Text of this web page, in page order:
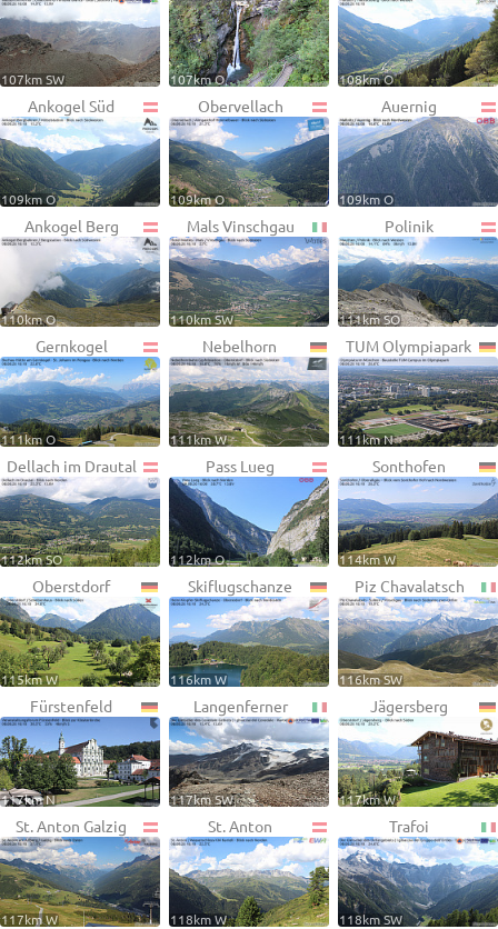
107km SW 107km O 108km O
Ankogel Süd
109km O
Obervellach
109km O
Auernig
109km O
Ankogel Berg
110km O
Mals Vinschgau
110km SW
Polinik
111km SO
Gernkogel
111km O
Nebelhorn
111km W
TUM Olympiapark
111km N
Dellach im Drautal
112km SO
Pass Lueg
112km O
Sonthofen
114km W
Oberstdorf
115km W
Skiflugschanze
116km W
Piz Chavalatsch
116km SW
Fürstenfeld
117km N
Langenferner
117km SW
Jägersberg
117km W
St. Anton Galzig
117km W
St. Anton
118km W
Trafoi
118km SW